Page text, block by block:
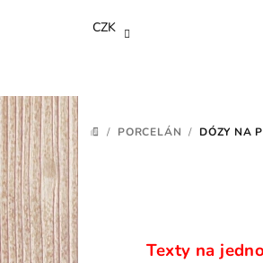
CZK
DOMŮ
/ PORCELÁN / DÓZY NA
Texty na